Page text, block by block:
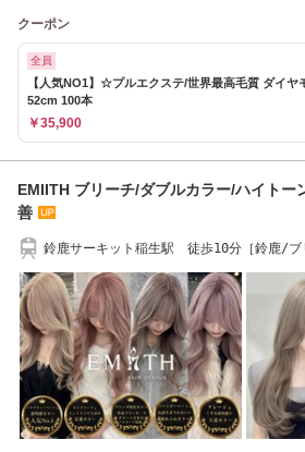
クーポン
全員
【人気NO1】☆プルエクステ/世界最高毛質 ダイヤ
52cm 100本
￥35,900
EMIITH ブリーチ/ダブルカラー/ハイトー
善
鈴鹿サーキット稲生駅 徒歩10分［鈴鹿/